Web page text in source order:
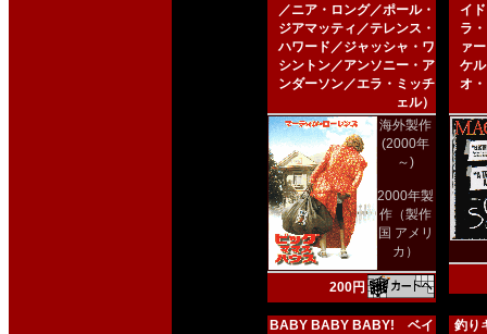
／ニア・ロング／ポール・
ジアマッティ／テレンス・
ハワード／ジャッシャ・ワ
シントン／アンソニー・ア
ンダーソン／エラ・ミッチ
ェル）
海外製作
(2000年
～)
2000年製
作（製作
国 アメリ
カ）
200円
イ
ラ
ァ
ケ
オ
BABY BABY BABY! ベイ
釣り